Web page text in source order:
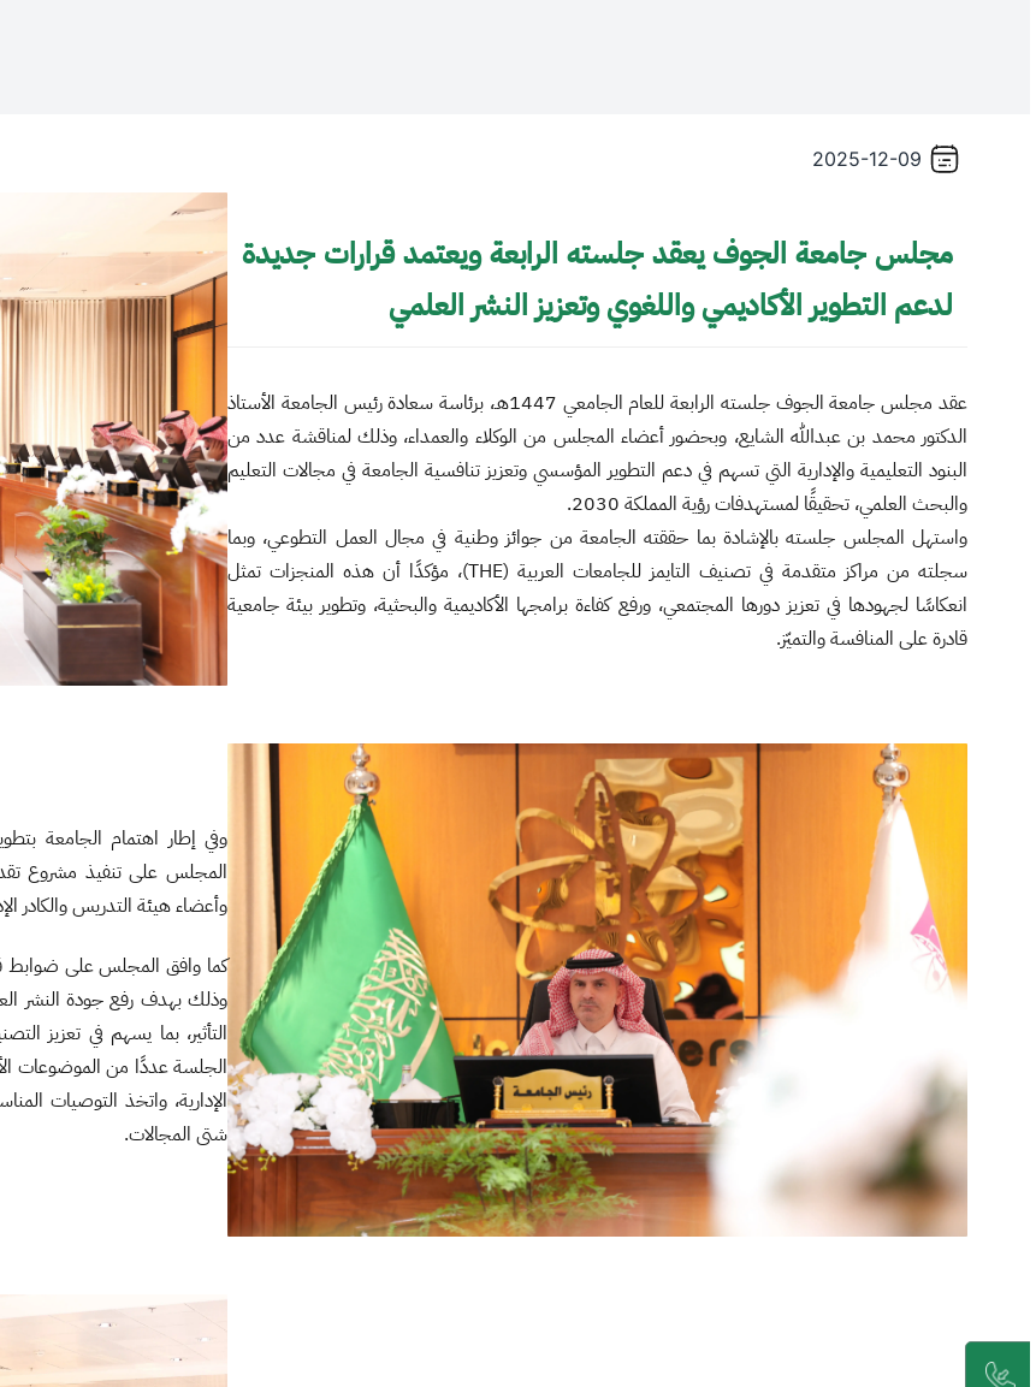
2025-12-09
مجلس جامعة الجوف يعقد جلسته الرابعة ويعتمد قرارات جديدة
لدعم التطوير الأكاديمي واللغوي وتعزيز النشر العلمي
عقد مجلس جامعة الجوف جلسته الرابعة للعام الجامعي 1447هـ، برئاسة سعادة رئيس الجامعة الأستاذ
الدكتور محمد بن عبدالله الشايع، وبحضور أعضاء المجلس من الوكلاء والعمداء، وذلك لمناقشة عدد من
البنود التعليمية والإدارية التي تسهم في دعم التطوير المؤسسي وتعزيز تنافسية الجامعة في مجالات التعليم
والبحث العلمي، تحقيقًا لمستهدفات رؤية المملكة 2030.
واستهل المجلس جلسته بالإشادة بما حققته الجامعة من جوائز وطنية في مجال العمل التطوعي، وبما
سجلته من مراكز متقدمة في تصنيف التايمز للجامعات العربية (THE)، مؤكدًا أن هذه المنجزات تمثل
انعكاسًا لجهودها في تعزيز دورها المجتمعي، ورفع كفاءة برامجها الأكاديمية والبحثية، وتطوير بيئة جامعية
قادرة على المنافسة والتميّز.
وفي إطار اهتمام الجامعة
المجلس على تنفيذ مشروع
وأعضاء هيئة التدريس والكادر
وذلك بهدف رفع جودة النشر
التأثير، بما يسهم في تعزيز
الجلسة عددًا من الموضوعات
الإدارية، واتخذ التوصيات
شتى المجالات.